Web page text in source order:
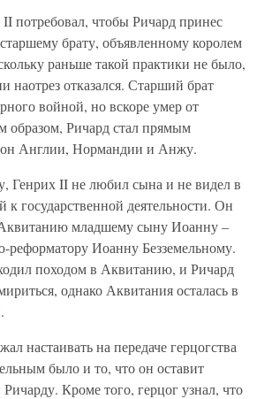
потребовал, чтобы Ричард принес
брату, объявленному королем
раньше такой практики не было,
наотрез отказался. Старший брат
войной, но вскоре умер от
образом, Ричард стал прямым
Англии, Нормандии и Анжу.
Генрих II не любил сына и не видел в
к государственной деятельности. Он
младшему сыну Иоанну –
реформатору Иоанну Безземельному.
походом в Аквитанию, и Ричард
однако Аквитания осталась в
настаивать на передаче герцогства
было и то, что он оставит
Кроме того, герцог узнал, что